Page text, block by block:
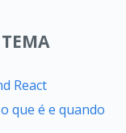
React
que é e quando